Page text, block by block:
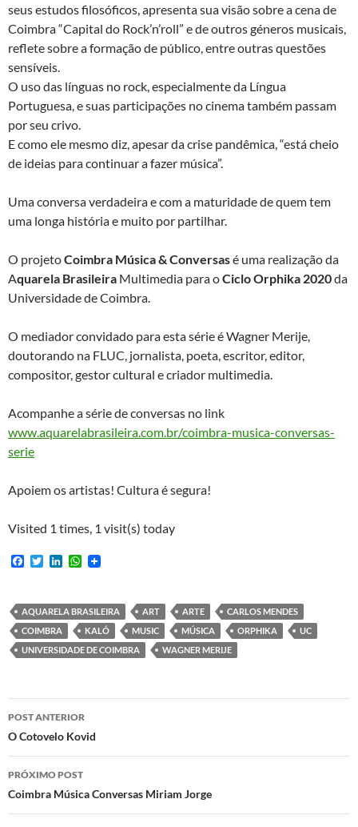
seus estudos filosóficos, apresenta sua visão sobre a cena de
Coimbra “Capital do Rock’n’roll” e de outros géneros musicais,
reflete sobre a formação de público, entre outras questões
sensíveis.
O uso das línguas no rock, especialmente da Língua
Portuguesa, e suas participações no cinema também passam
por seu crivo.
E como ele mesmo diz, apesar da crise pandêmica, “está cheio
de ideias para continuar a fazer música”.
Uma conversa verdadeira e com a maturidade de quem tem
uma longa história e muito por partilhar.
O projetoCoimbra Música & Conversasé uma realização da
Aquarela Brasileira Multimedia para oCiclo Orphika 2020da
Universidade de Coimbra.
O mediador convidado para esta série é Wagner Merije,
doutorando na FLUC, jornalista, poeta, escritor, editor,
compositor, gestor cultural e criador multimedia.
Acompanhe a série de conversas no link
www.aquarelabrasileira.com.br/coimbra-musica-conversas-
serie
Apoiem os artistas! Cultura é segura!
Visited 1 times, 1 visit(s) today
F
b
o
o
k
T
t
e
r
e
d
I
n
W
s
A
p
p
AQUARELA BRASILEIRA ART ARTE
CARLOS MENDES
COIMBRA
KALÓ MUSIC MÚSICA ORPHIKA
UC
UNIVERSIDADE DE COIMBRA
WAGNER MERIJE
Navegação
de
posts
POST ANTERIOR
O Cotovelo Kovid
PRÓXIMO POST
Coimbra Música Conversas Miriam Jorge